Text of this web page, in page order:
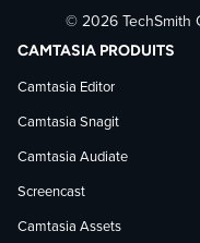
© 2026 TechSmith
CAMTASIA PRODUITS
Camtasia Editor
Camtasia Snagit
Camtasia Audiate
Screencast
Camtasia Assets